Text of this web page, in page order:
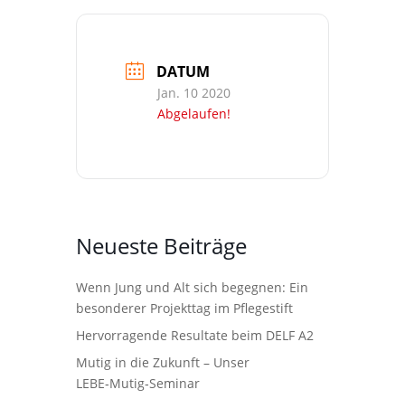
DATUM
Jan. 10 2020
Abgelaufen!
Neueste Beiträge
Wenn Jung und Alt sich begegnen: Ein
besonderer Projekttag im Pflegestift
Hervorragende Resultate beim DELF A2
Mutig in die Zukunft – Unser
LEBE‑Mutig‑Seminar